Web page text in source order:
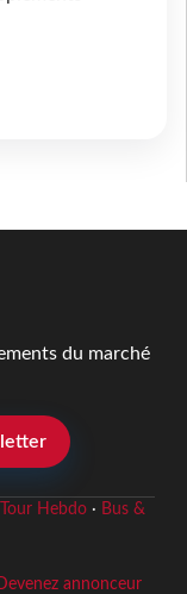
du marché
Tour Hebdo· Bus &
annonceur